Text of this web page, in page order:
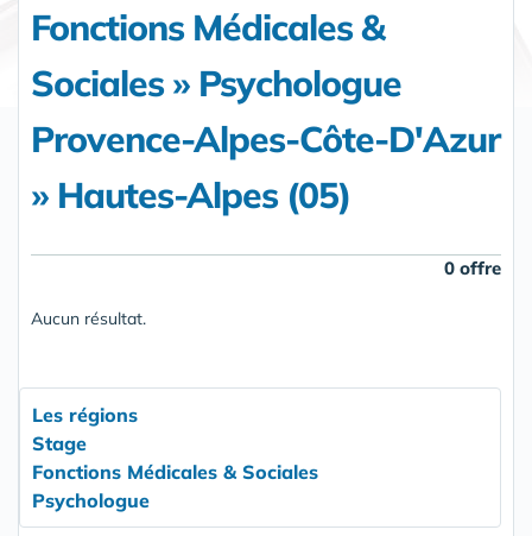
Fonctions Médicales &
Sociales » Psychologue
Provence-Alpes-Côte-D'Azur
» Hautes-Alpes (05)
0 offre
Aucun résultat.
Les régions
Stage
Fonctions Médicales & Sociales
Psychologue